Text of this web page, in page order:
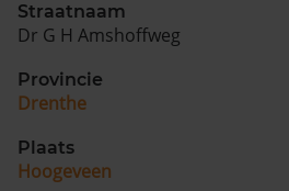
Straatnaam
Dr G H Amshoffweg
Provincie
Drenthe
Plaats
Hoogeveen